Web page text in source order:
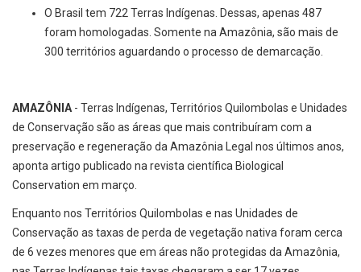
O Brasil tem 722 Terras Indígenas. Dessas, apenas 487
foram homologadas. Somente na Amazônia, são mais de
300 territórios aguardando o processo de demarcação.
AMAZÔNIA - Terras Indígenas, Territórios Quilombolas e Unidades
de Conservação são as áreas que mais contribuíram com a
preservação e regeneração da Amazônia Legal nos últimos anos,
aponta artigo publicado na revista científica Biological
Conservation em março.
Enquanto nos Territórios Quilombolas e nas Unidades de
Conservação as taxas de perda de vegetação nativa foram cerca
de 6 vezes menores que em áreas não protegidas da Amazônia,